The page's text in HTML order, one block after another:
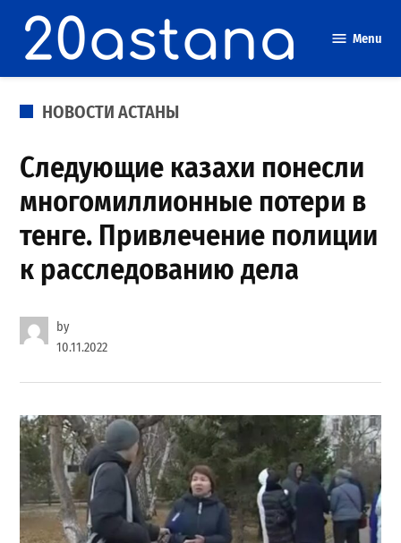
content
Menu
POSTED
НОВОСТИ АСТАНЫ
Следующие казахи понесли
многомиллионные потери в
тенге. Привлечение полиции
к расследованию дела
by
10.11.2022